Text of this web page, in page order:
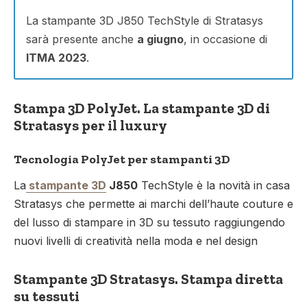
La stampante 3D J850 TechStyle di Stratasys
sarà presente anche a giugno, in occasione di
ITMA 2023.
Stampa 3D PolyJet. La stampante 3D di
Stratasys per il luxury
Tecnologia PolyJet per stampanti 3D
La stampante 3D J850 TechStyle è la novità in casa
Stratasys che permette ai marchi dell’haute couture e
del lusso di stampare in 3D su tessuto raggiungendo
nuovi livelli di creatività nella moda e nel design
Stampante 3D Stratasys. Stampa diretta
su tessuti